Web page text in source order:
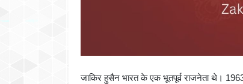
जाकिर हुसैन भारत के एक भूतपूर्व राजनेता थे। 1963